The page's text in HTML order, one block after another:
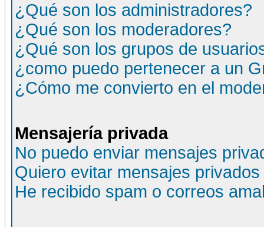
¿Qué son los administradores?
¿Qué son los moderadores?
¿Qué son los grupos de
¿como puedo pertenecer a un
¿Cómo me convierto en el
Mensajería privada
No puedo enviar mensajes
Quiero evitar mensajes
He recibido spam o correos